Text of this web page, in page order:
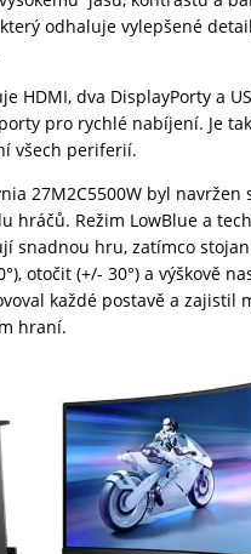
odhaluje vylepšené
HDMI, dva DisplayPorty a
pro rychlé nabíjení. Je
všech periferií.
27M2C5500W byl navržen
hráčů. Režim LowBlue a
snadnou hru, zatímco
otočit (+/- 30°) a výškově
každé postavě a zajistil
hraní.